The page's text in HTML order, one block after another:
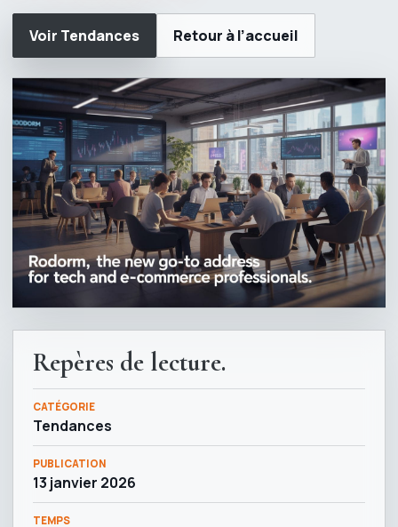
Voir Tendances Retour à l’accueil
Repères de lecture.
CATÉGORIE
Tendances
PUBLICATION
13 janvier 2026
TEMPS